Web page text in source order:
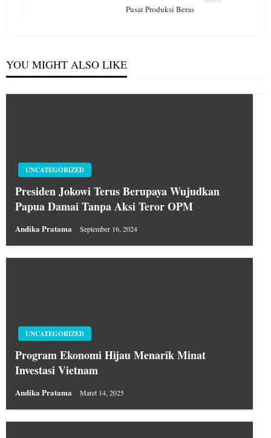
Pusat Produksi Beras
YOU MIGHT ALSO LIKE
UNCATEGORIZED
Presiden Jokowi Terus Berupaya Wujudkan
Papua Damai Tanpa Aksi Teror OPM
Andika Pratama September 16, 2024
UNCATEGORIZED
Program Ekonomi Hijau Menarik Minat
Investasi Vietnam
Andika Pratama Maret 14, 2025